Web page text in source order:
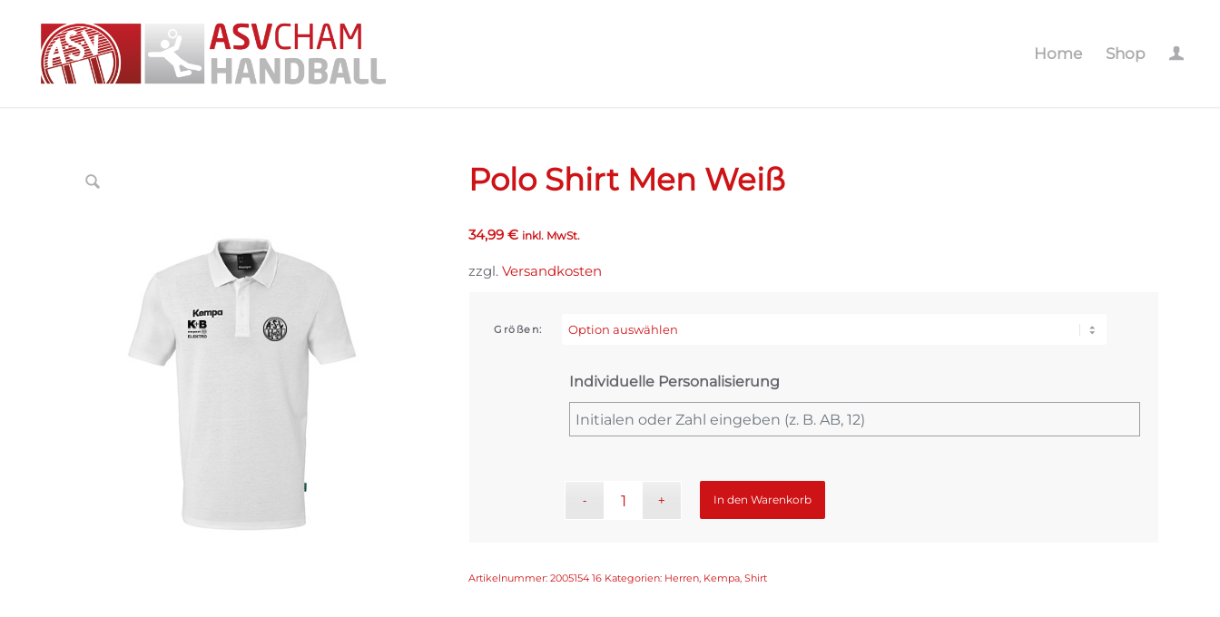
Home Shop
Polo Shirt Men Weiß
34,99€ inkl. MwSt.
zzgl.Versandkosten
Größen:
Individuelle Personalisierung
In den Warenkorb
Artikelnummer:2005154 16 Kategorien: Herren, Kempa,Shirt